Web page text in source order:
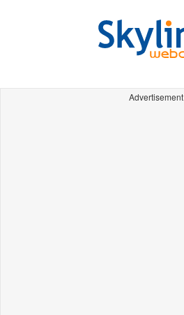
Advertisement